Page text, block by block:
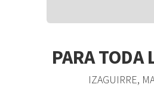
PARA TODA
IZAGUIRRE,